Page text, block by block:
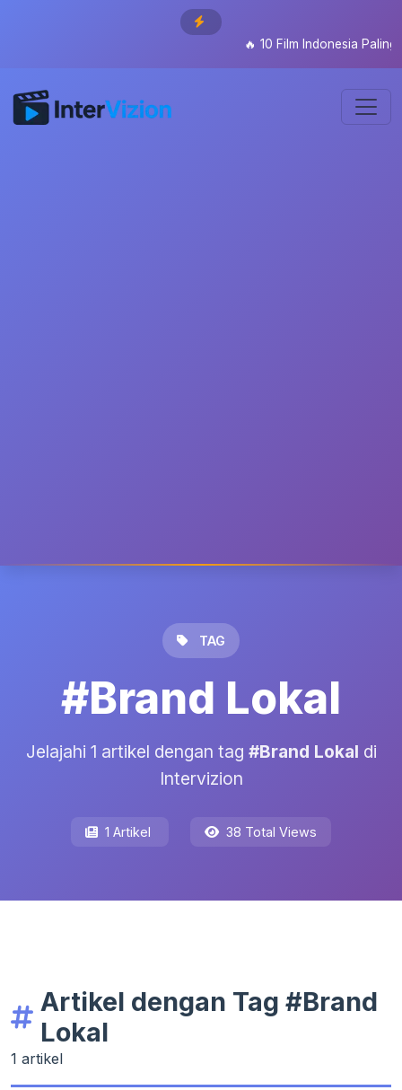
10 Film Indonesia Paling
TAG
#Brand Lokal
Jelajahi 1 artikel dengan tag #Brand Lokal di
Intervizion
1 Artikel 38 Total Views
Artikel dengan Tag #Brand
Lokal
1 artikel